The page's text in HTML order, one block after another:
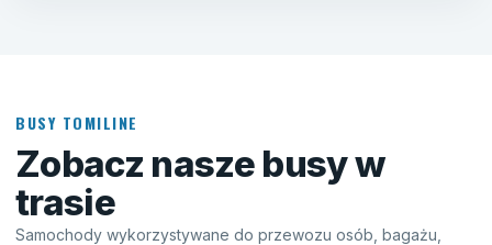
BUSY TOMILINE
Zobacz nasze busy w
trasie
Samochody wykorzystywane do przewozu osób, bagażu,